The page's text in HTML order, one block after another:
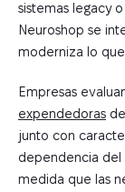
sistemas legacy
Neuroshop se
moderniza lo que
Empresas
expendedoras
junto con
dependencia del
medida que las